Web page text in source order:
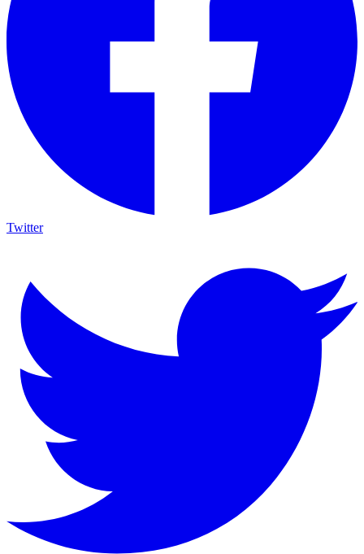
Twitter